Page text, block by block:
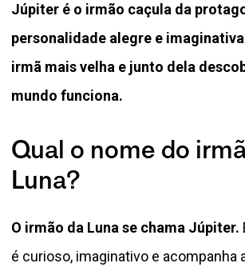
Júpiter é o irmão caçula da
personalidade alegre e
irmã mais velha e junto dela
mundo funciona.
Qual o nome do
Luna?
O irmão da Luna se chama Júpiter.
é curioso, imaginativo e acompanha